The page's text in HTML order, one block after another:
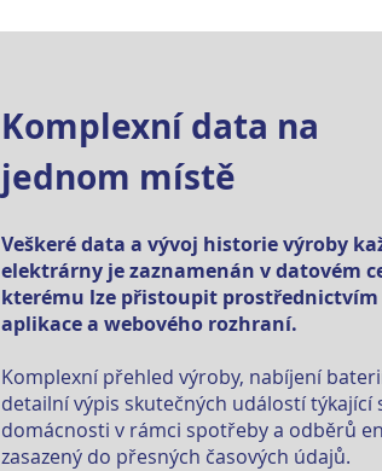
Komplexní data na
jednom místě
Veškeré data a vývoj historie výroby
elektrárny je zaznamenán v datovém
kterému lze přistoupit
aplikace a webového rozhraní.
Komplexní přehled výroby, nabíjení
detailní výpis skutečných událostí týkající
domácnosti v rámci spotřeby a odběrů
zasazený do přesných časových údajů.